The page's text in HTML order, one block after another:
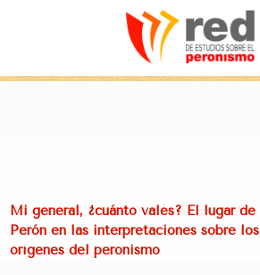
Mi general, ¿cuánto valés? El lugar de
Perón en las interpretaciones sobre los
orígenes del peronismo